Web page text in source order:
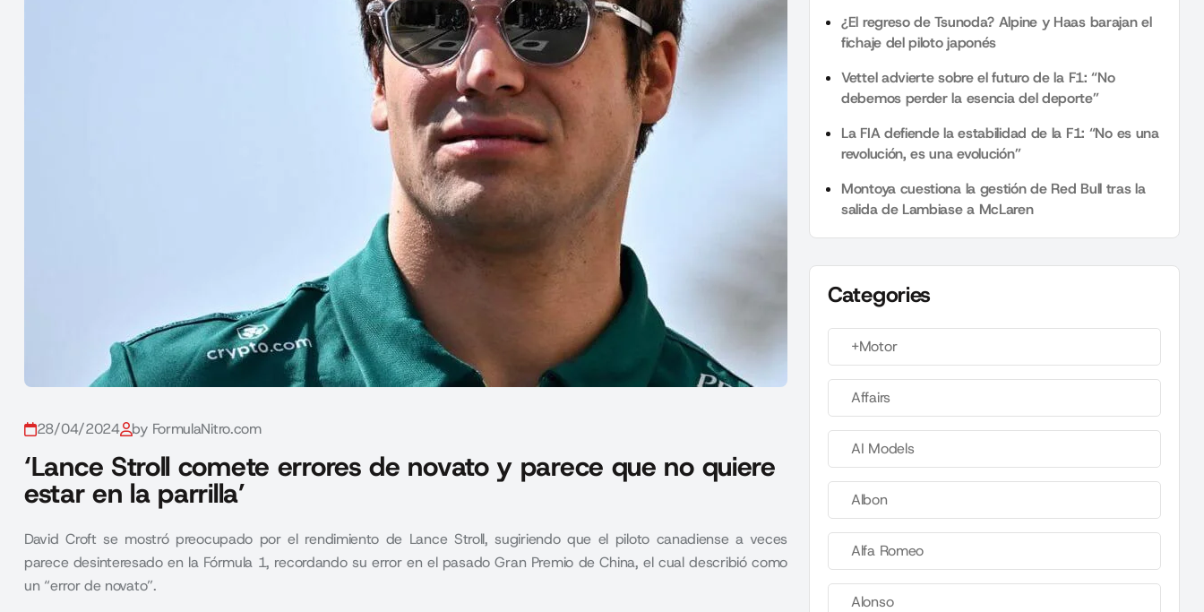
28/04/2024 by FormulaNitro.com
‘Lance Stroll comete errores de novato y parece que no quiere
estar en la parrilla’
David Croft se mostró preocupado por el rendimiento de Lance Stroll, sugiriendo que el piloto canadiense a veces
parece desinteresado en la Fórmula 1, recordando su error en el pasado Gran Premio de China, el cual describió como
un “error de novato”.
¿El regreso de Tsunoda? Alpine y Haas barajan el
fichaje del piloto japonés
Vettel advierte sobre el futuro de la F1: “No
debemos perder la esencia del deporte”
La FIA defiende la estabilidad de la F1: “No es una
revolución, es una evolución”
Montoya cuestiona la gestión de Red Bull tras la
salida de Lambiase a McLaren
Categories
+Motor
Affairs
AI Models
Albon
Alfa Romeo
Alonso